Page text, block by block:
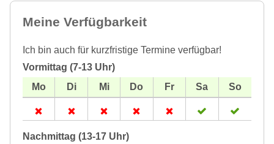
Meine Verfügbarkeit
Ich bin auch für kurzfristige Termine verfügbar!
Vormittag (7-13 Uhr)
Nachmittag (13-17 Uhr)